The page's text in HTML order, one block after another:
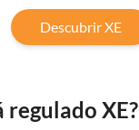
Descubrir XE
regulado XE?